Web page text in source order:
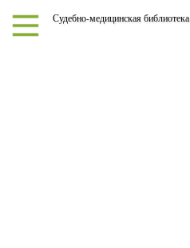
Судебно-медицинская библиотека